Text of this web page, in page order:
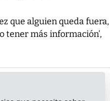
que alguien queda fuera,
tener más información’,